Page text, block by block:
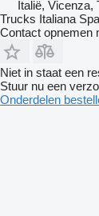
Italië, Vicenza,
Trucks Italiana
Contact opnemen
Niet in staat een
Stuur nu een
Onderdelen